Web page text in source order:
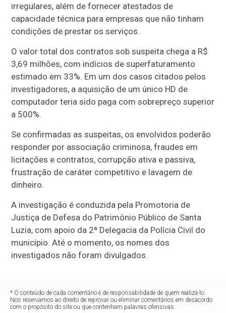
irregulares, além de fornecer atestados de
capacidade técnica para empresas que não tinham
condições de prestar os serviços.
O valor total dos contratos sob suspeita chega a R$
3,69 milhões, com indícios de superfaturamento
estimado em 33%. Em um dos casos citados pelos
investigadores, a aquisição de um único HD de
computador teria sido paga com sobrepreço superior
a 500%.
Se confirmadas as suspeitas, os envolvidos poderão
responder por associação criminosa, fraudes em
licitações e contratos, corrupção ativa e passiva,
frustração de caráter competitivo e lavagem de
dinheiro.
A investigação é conduzida pela Promotoria de
Justiça de Defesa do Patrimônio Público de Santa
Luzia, com apoio da 2ª Delegacia da Polícia Civil do
município. Até o momento, os nomes dos
investigados não foram divulgados.
* O conteúdo de cada comentário é de responsabilidade de quem realizá-lo.
Nos reservamos ao direito de reprovar ou eliminar comentários em desacordo
com o propósito do site ou que contenham palavras ofensivas.